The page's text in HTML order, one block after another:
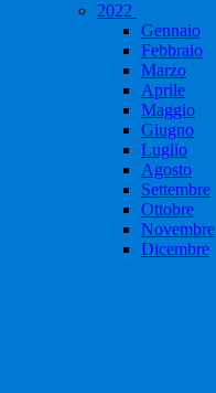
2022
Gennaio
Febbraio
Marzo
Aprile
Maggio
Giugno
Luglio
Agosto
Settembre
Ottobre
Novembre
Dicembre